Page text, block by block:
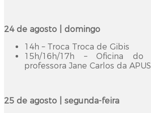
24 de agosto | domingo
14h – Troca Troca de Gibis
15h/16h/17h – Oficina
professora Jane Carlos da
25 de agosto | segunda-feira